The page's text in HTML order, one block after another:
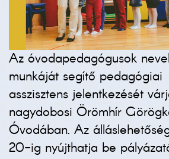
Az óvodapedagógusok
munkáját segítő pedagógiai
asszisztens jelentkezését
nagydobosi Örömhír
Óvodában. Az
20-ig nyújthatja be